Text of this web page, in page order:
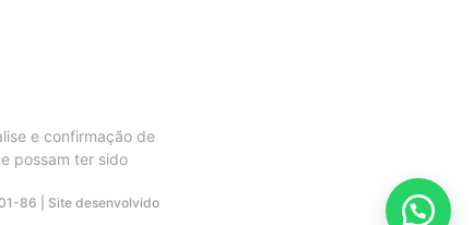
e confirmação de
possam ter sido
86 | Site desenvolvido